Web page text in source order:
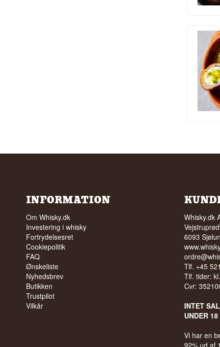
INFORMATION
Om Whisky.dk
Investering i whisky
Fortrydelsesret
Cookiepolitik
FAQ
Ønskeliste
Nyhedsbrev
Butikken
Trustpilot
Vilkår
Whisky.dk
6093
Tlf. +45
Tlf. tider:
Cvr:
INTET
UNDER
Vi har en
92% ud af